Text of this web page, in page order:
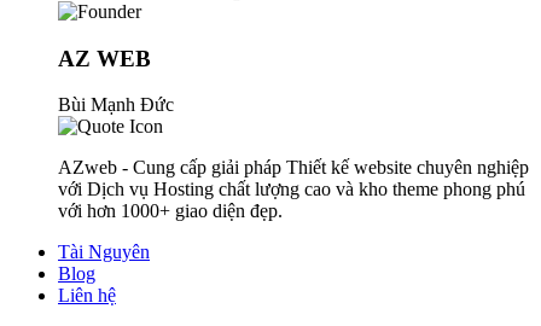
AZ WEB
Bùi Mạnh Đức
AZweb - Cung cấp giải pháp Thiết kế website chuyên nghiệp
với Dịch vụ Hosting chất lượng cao và kho theme phong phú
với hơn 1000+ giao diện đẹp.
Tài Nguyên
Blog
Liên hệ